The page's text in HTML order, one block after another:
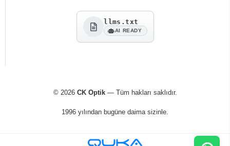
llms.txt
AI READY
© 2026 CK Optik— Tüm hakları saklıdır.
1996 yılından bugüne daima sizinle.